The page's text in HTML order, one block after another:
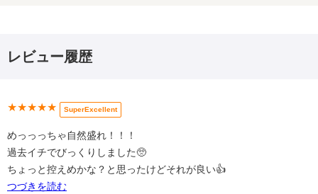
レビュー履歴
★★★★★ SuperExcellent
めっっっちゃ自然盛れ！！！
過去イチでびっくりしました🥺
ちょっと控えめかな？と思ったけどそれが良い👍
つづきを読む